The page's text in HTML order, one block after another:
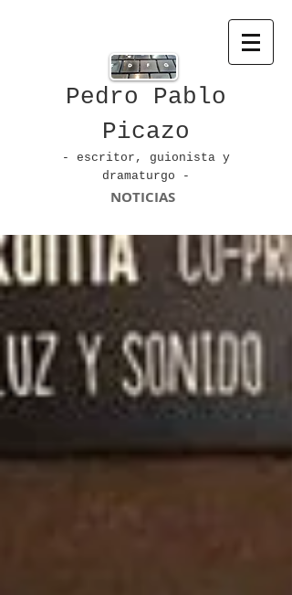
Pedro Pablo
Picazo
- escritor, guionista y
dramaturgo -
NOTICIAS